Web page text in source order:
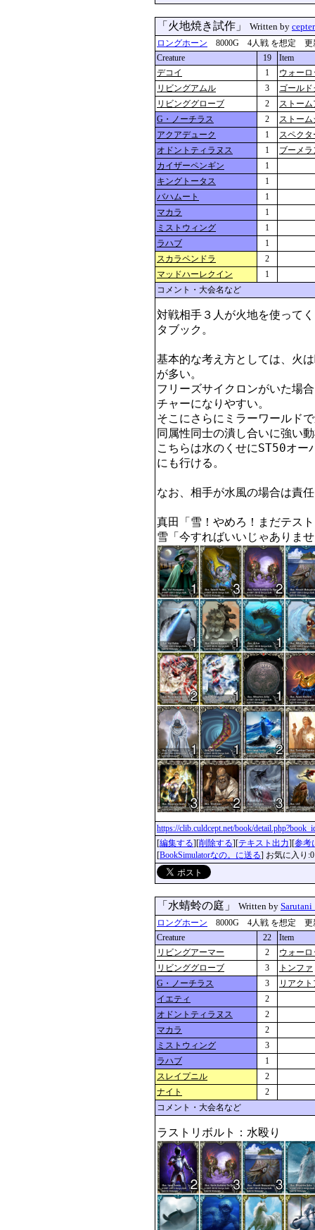
「火地焼き試作」 Written by
ロングホーン 8000G 4人戦 を想定 更新
Creature
19
Item
デコイ
1
ウォー
リビングアムル
3
ゴール
リビンググローブ
2
ストー
G・ノーチラス
2
ストー
アクアデューク
1
スペク
オドントティラヌス
1
ブーメラ
カイザーペンギン
1
キングトータス
1
バハムート
1
マカラ
1
ミストウィング
1
ラハブ
1
スカラペンドラ
2
マッドハーレクイン
1
コメント・大会名など
対戦相手３人が火地を使って
タブック。
基本的な考え方としては、火
が多い。
フリーズサイクロンがいた場
チャーになりやすい。
そこにさらにミラーワールド
同属性同士の潰し合いに強い
こちらは水のくせにST50オー
にも行ける。
なお、相手が水風の場合は責
真田「雪！やめろ！まだテス
雪「今すればいいじゃありま
https://clib.culdcept.net/book/
[編集する][削除する][テキスト出力][参考
[BookSimulatorなの。に送る] お気に入り:0
「水蜻蛉の庭」 Written by
ロングホーン 8000G 4人戦 を想定 更新
Creature
22
Item
リビングアーマー
2
ウォー
リビンググローブ
3
トンファ
G・ノーチラス
3
リアク
イエティ
2
オドントティラヌス
2
マカラ
2
ミストウィング
3
ラハブ
1
スレイプニル
2
ナイト
2
コメント・大会名など
ラストリボルト：水殴り